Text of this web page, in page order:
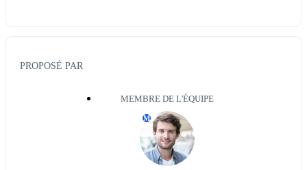
PROPOSÉ PAR
MEMBRE DE L'ÉQUIPE
M